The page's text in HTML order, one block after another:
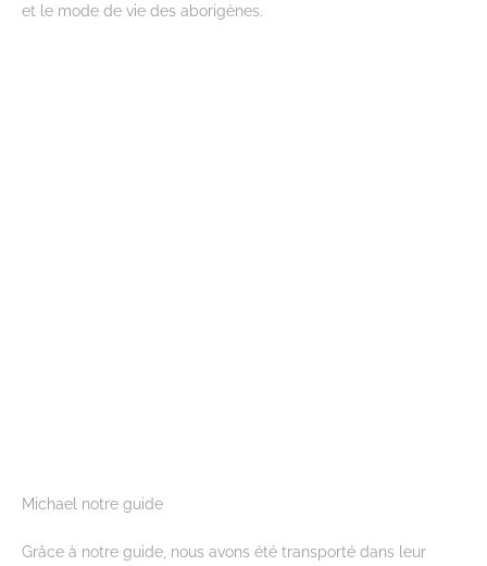
et le mode de vie des aborigènes.
Michael notre guide
Grâce à notre guide, nous avons été transporté dans leur